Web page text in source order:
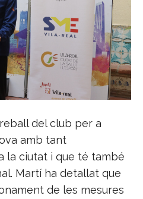
del club per a
amb tant
la ciutat i que té també
Martí ha detallat que
de les mesures